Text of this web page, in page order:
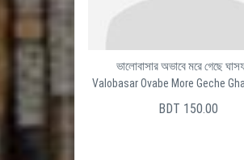
ভালোবাসার অভাবে মরে গেছে
Valobasar Ovabe More Geche
BDT 150.00